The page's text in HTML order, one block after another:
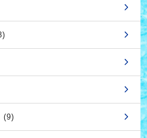
(9)